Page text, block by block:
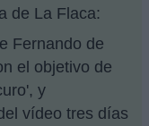
de La Flaca:
Fernando de
el objetivo de
y
vídeo tres días